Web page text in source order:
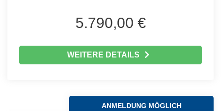
5.790,00 €
WEITERE DETAILS
ANMELDUNG MÖGLICH